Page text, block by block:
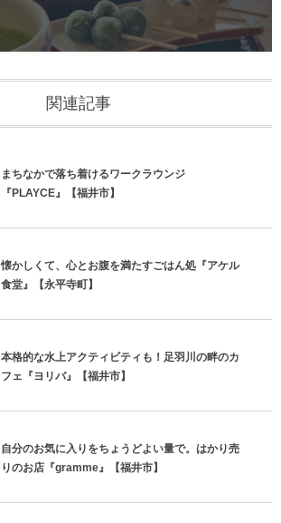
関連記事
まちなかで落ち着けるワークラウンジ
『PLAYCE』【福井市】
懐かしくて、心とお腹を満たすごはん処『アケル
食堂』【永平寺町】
本格的な水上アクティビティも！足羽川の畔のカ
フェ『ヨリバ』【福井市】
自分のお気に入りをちょうどよい量で。はかり売
りのお店『gramme』【福井市】